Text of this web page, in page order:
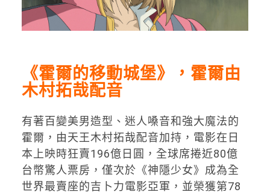
《霍爾的移動城堡》，霍爾由
木村拓哉配音
有著百變美男造型、迷人嗓音和強大魔法的
霍爾，由天王木村拓哉配音加持，電影在日
本上映時狂賣196億日圓，全球席捲近80億
台幣驚人票房，僅次於《神隱少女》成為全
世界最賣座的吉卜力電影亞軍，並榮獲第78